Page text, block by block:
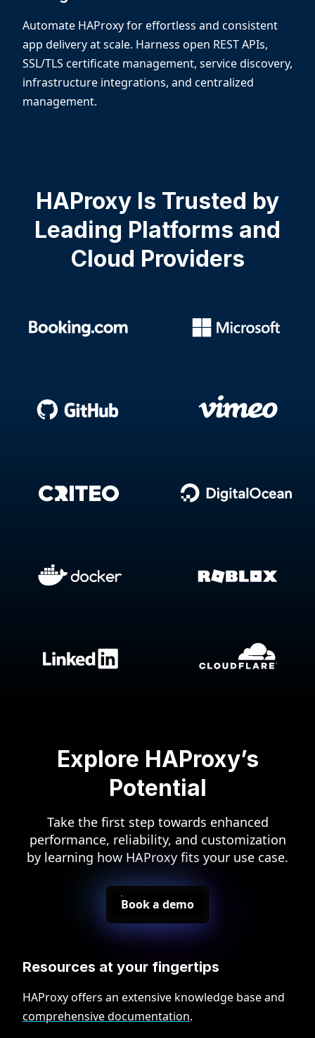
Automate HAProxy for effortless and consistent
app delivery at scale. Harness open REST APIs,
SSL/TLS certificate management, service discovery,
infrastructure integrations, and centralized
management.
HAProxy Is Trusted by
Leading Platforms and
Cloud Providers
Explore HAProxy’s
Potential
Take the first step towards enhanced
performance, reliability, and customization
by learning how HAProxy fits your use case.
Book a demo
Resources at your fingertips
HAProxy offers an extensive knowledge base and
comprehensive documentation.